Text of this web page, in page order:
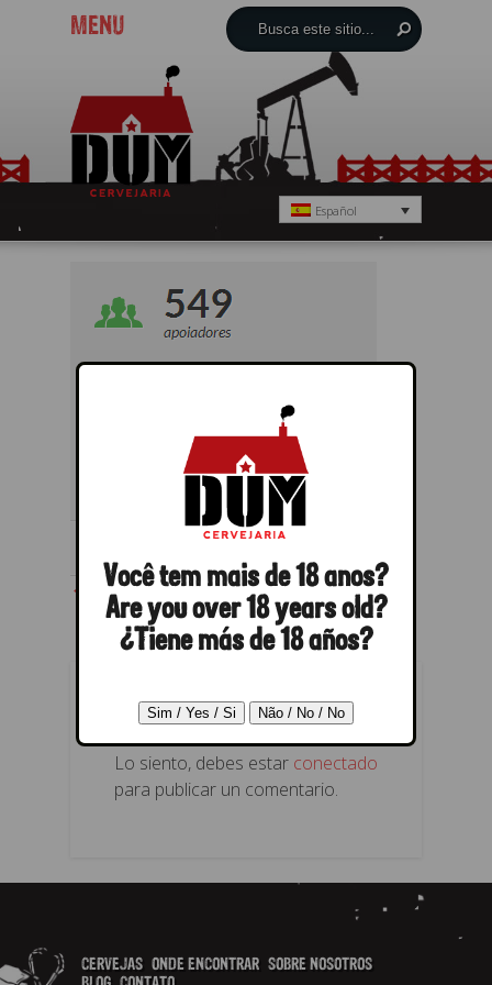
MENU
Español
← Anterior Próximo →
RESPONDER
Lo siento, debes estar conectado
para publicar un comentario.
CERVEJAS ONDE ENCONTRAR
SOBRE NOSOTROS
Você tem mais de 18 anos?
Are you over 18 years old?
¿Tiene más de 18 años?